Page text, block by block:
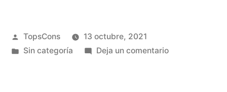
TopsCons
13 octubre, 2021
Sin categoría
Deja un comentario